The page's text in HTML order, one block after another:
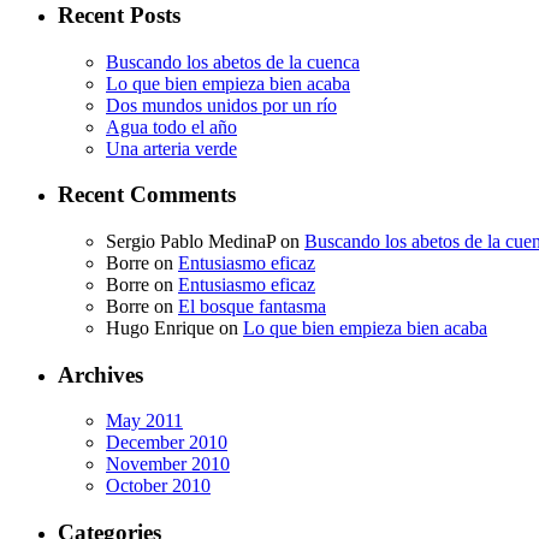
Recent Posts
Buscando los abetos de la cuenca
Lo que bien empieza bien acaba
Dos mundos unidos por un río
Agua todo el año
Una arteria verde
Recent Comments
Sergio Pablo MedinaPon Buscando los abetos de la
Borre on Entusiasmo eficaz
Borre on Entusiasmo eficaz
Borre on El bosque fantasma
Hugo Enrique on Lo que bien empieza bien acaba
Archives
May 2011
December 2010
November 2010
October 2010
Categories